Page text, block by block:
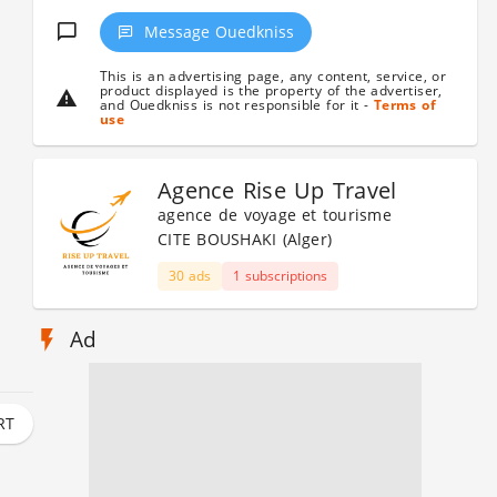
Message Ouedkniss
This is an advertising page, any content, service, or
product displayed is the property of the advertiser,
and Ouedkniss is not responsible for it - Terms of
use
Agence Rise Up Travel
agence de voyage et tourisme
CITE BOUSHAKI (Alger)
30 ads 1 subscriptions
Ad